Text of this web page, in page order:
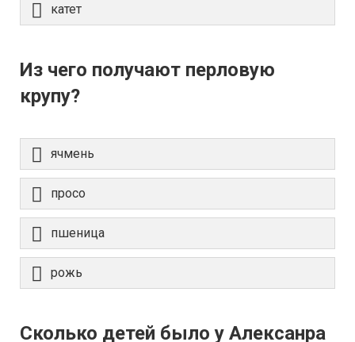
катет
Из чего получают перловую
крупу?
ячмень
просо
пшеница
рожь
Сколько детей было у Алексанра